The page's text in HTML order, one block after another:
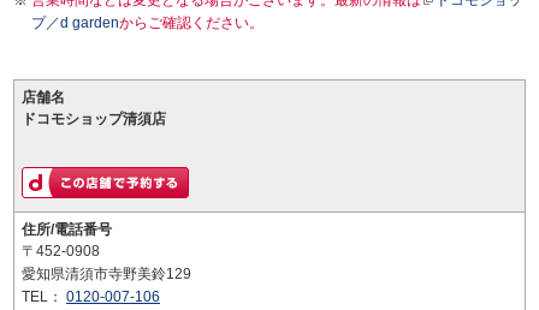
プ／d gardenからご確認ください。
店舗名
ドコモショップ清須店
住所/電話番号
〒452-0908
愛知県清須市寺野美鈴129
TEL： 0120-007-106